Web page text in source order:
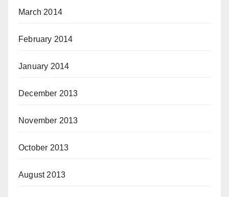
March 2014
February 2014
January 2014
December 2013
November 2013
October 2013
August 2013